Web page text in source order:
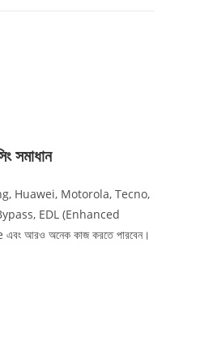
Huawei, Motorola, Tecno,
EDL (Enhanced
অনেক কাজ করতে পারবেন।